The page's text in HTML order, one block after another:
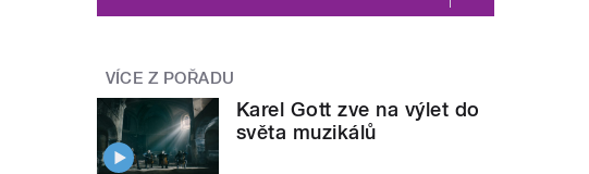
VÍCE Z POŘADU
Karel Gott zve na výlet do
světa muzikálů